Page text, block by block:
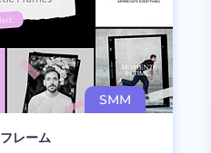
レーム